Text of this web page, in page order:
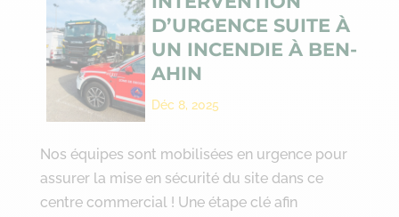
D’URGENCE SUITE À
UN INCENDIE À BEN-
AHIN
Déc 8, 2025
Nos équipes sont mobilisées en urgence pour
assurer la mise en sécurité du site dans ce
centre commercial ! Une étape clé afin